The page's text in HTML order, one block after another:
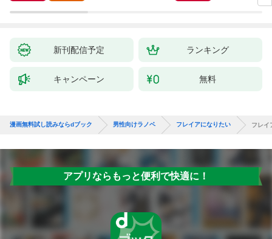
新刊配信予定 ランキング
キャンペーン 無料
漫画無料試し読みならdブック 男性向けラノベ フレイアになりたい フレ
アプリならもっと便利で快適に！